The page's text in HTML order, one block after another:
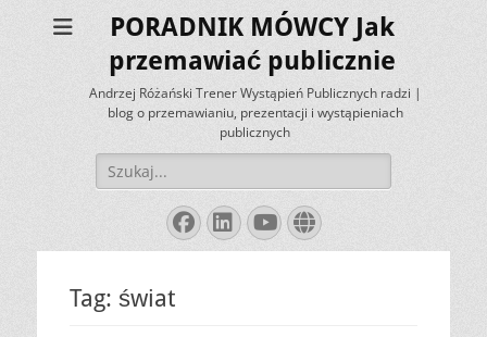
PORADNIK MÓWCY Jak
przemawiać publicznie
Andrzej Różański Trener Wystąpień Publicznych radzi |
blog o przemawianiu, prezentacji i wystąpieniach
publicznych
Szukaj:
Facebook
LinkedIn
YouTube
Website
Tag: świat